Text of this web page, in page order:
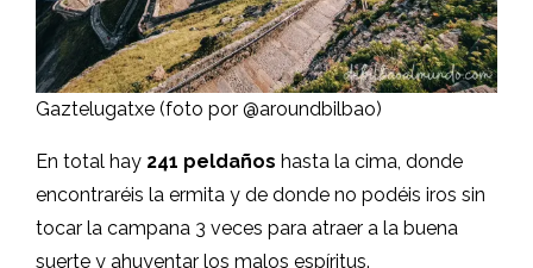
Gaztelugatxe (foto por @aroundbilbao)
En total hay 241 peldaños hasta la cima, donde
encontraréis la ermita y de donde no podéis iros sin
tocar la campana 3 veces para atraer a la buena
suerte y ahuyentar los malos espíritus.